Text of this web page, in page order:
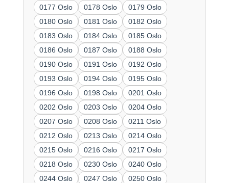
0177 Oslo
0178 Oslo
0179 Oslo
0180 Oslo
0181 Oslo
0182 Oslo
0183 Oslo
0184 Oslo
0185 Oslo
0186 Oslo
0187 Oslo
0188 Oslo
0190 Oslo
0191 Oslo
0192 Oslo
0193 Oslo
0194 Oslo
0195 Oslo
0196 Oslo
0198 Oslo
0201 Oslo
0202 Oslo
0203 Oslo
0204 Oslo
0207 Oslo
0208 Oslo
0211 Oslo
0212 Oslo
0213 Oslo
0214 Oslo
0215 Oslo
0216 Oslo
0217 Oslo
0218 Oslo
0230 Oslo
0240 Oslo
0244 Oslo
0247 Oslo
0250 Oslo